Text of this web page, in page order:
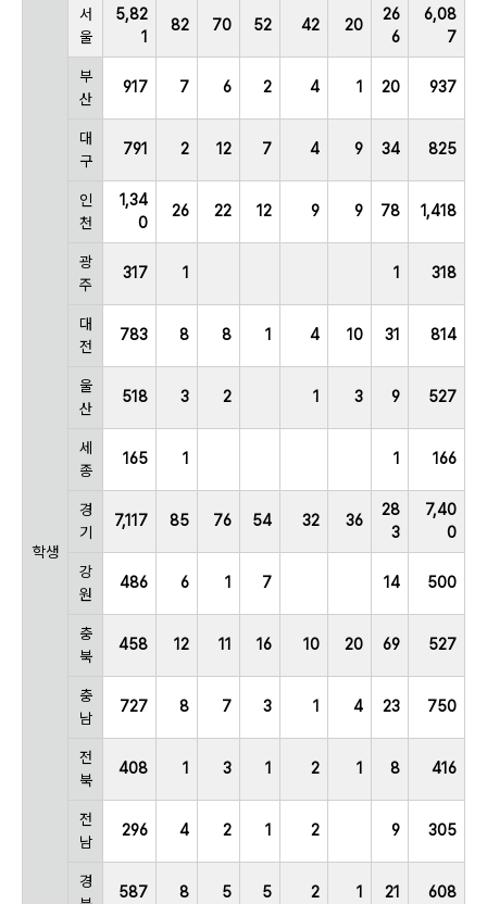
학생
서
울
5,82
1
82 70 52 42 20
26
6
6,08
7
부
산
917 7 6 2 4 1 20 937
대
구
791 2 12 7 4 9 34 825
인
천
1,34
0
26 22 12 9 9 78 1,418
광
주
317 1 1 318
대
전
783 8 8 1 4 10 31 814
울
산
518 3 2 1 3 9 527
세
종
165 1 1 166
경
기
7,117 85 76 54 32 36
28
3
7,40
0
강
원
486 6 1 7 14 500
충
북
458 12 11 16 10 20 69 527
충
남
727 8 7 3 1 4 23 750
전
북
408 1 3 1 2 1 8 416
전
남
296 4 2 1 2 9 305
경
587 8 5 5 2 1 21 608